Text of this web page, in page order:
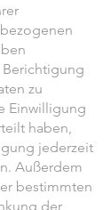
zu
Einwilligung
haben,
jederzeit
Außerdem
bestimmten
der